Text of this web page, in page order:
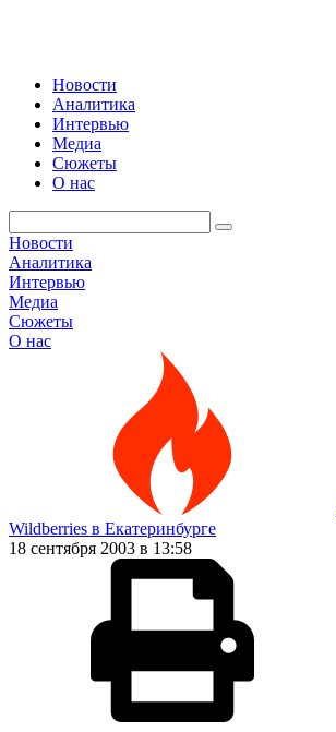
Новости
Аналитика
Интервью
Медиа
Сюжеты
О нас
Новости
Аналитика
Интервью
Медиа
Сюжеты
О нас
Wildberries в Екатеринбурге
18 сентября 2003 в 13:58